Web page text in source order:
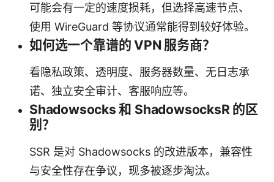
可能会有一定的速度损耗，但选择高速节点、
使用 WireGuard 等协议通常能得到较好体验。
如何选一个靠谱的 VPN 服务商？
看隐私政策、透明度、服务器数量、无日志承
诺、独立安全审计、客服响应等。
Shadowsocks 和 ShadowsocksR 的区
别？
SSR 是对 Shadowsocks 的改进版本，兼容性
与安全性存在争议，现多被逐步淘汰。